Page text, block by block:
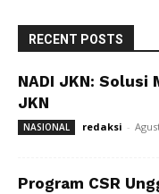
RECENT POSTS
NADI JKN:
JKN
NASIONAL redaksi -
Program CSR